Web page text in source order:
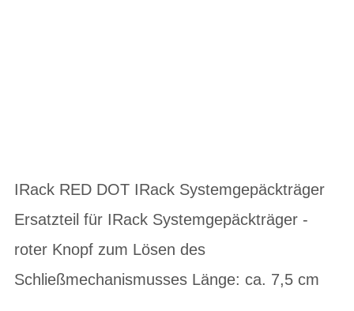
IRack RED DOT IRack Systemgepäckträger
Ersatzteil für IRack Systemgepäckträger -
roter Knopf zum Lösen des
Schließmechanismusses Länge: ca. 7,5 cm